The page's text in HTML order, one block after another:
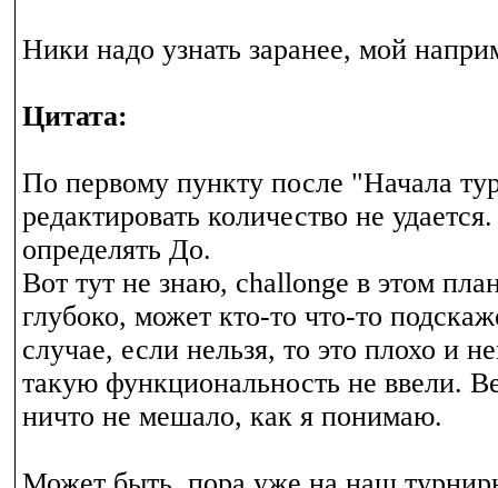
Ники надо узнать заранее, мой
Цитата:
По первому пункту после "Начала
редактировать количество не
определять До.
Вот тут не знаю, challonge в этом
глубоко, может кто-то что-то
случае, если нельзя, то это плохо и
такую функциональность не ввели.
ничто не мешало, как я понимаю.